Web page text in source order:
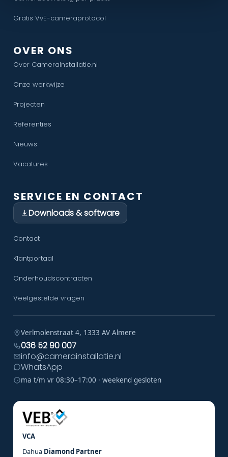
Gratis VvE-cameraprotocol
OVER ONS
Over CameraInstallatie.nl
Onze werkwijze
Projecten
Referenties
Nieuws
Vacatures
SERVICE EN CONTACT
Downloads & software
Contact
Klantportaal
Onderhoudscontracten
Veelgestelde vragen
Verlmolenstraat 4, 1333 AV Almere
036 52 90 007
info@camerainstallatie.nl
WhatsApp
ma t/m vr 08:30–17:00 · weekend gesloten
VCA
Dahua Diamond Partner